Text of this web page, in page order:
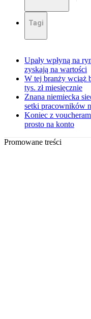
Tagi
Upały wpłyną na
zyskają na wartości
W tej branży wciąż
tys. zł miesięcznie
Znana niemiecka
setki pracowników
Koniec z
prosto na konto
Promowane treści